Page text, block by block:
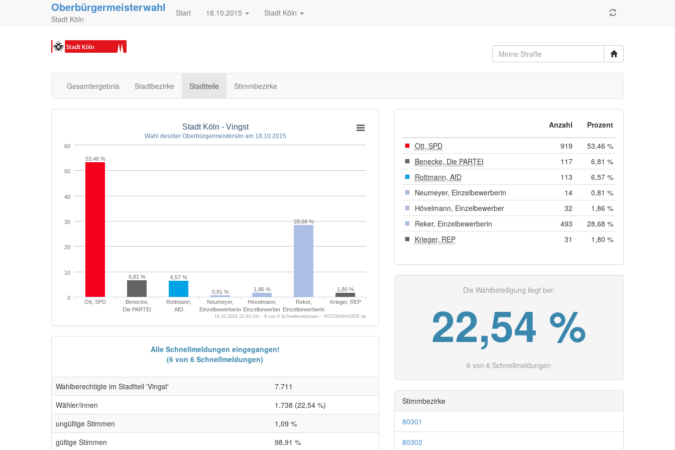
Oberbürgermeisterwahl
Stadt Köln
Start 18.10.2015 Stadt Köln
Gesamtergebnis Stadtbezirke Stadtteile Stimmbezirke
Stadt Köln - Vingst
Wahl des/der Oberbürgermeisters/in am 18.10.2015
53,46 %
6,81 % 6,57 %
0,81 % 1,86 %
28,68 %
1,80 %
Ott, SPD
Benecke,
Die PARTEI
Rottmann,
AfD
Neumeyer,
Einzelbewerberin
Hövelmann,
Einzelbewerber
Reker,
Einzelbewerberin
Krieger, REP
0
10
20
30
40
50
60
18.10.2015 22:43 Uhr - 6 von 6 Schnellmeldungen - VOTEMANAGER.de
Alle Schnellmeldungen eingegangen!
(6 von 6 Schnellmeldungen)
Wahlberechtigte im Stadtteil 'Vingst'
7.711
Wähler/innen
1.738 (22,54 %)
ungültige Stimmen
1,09 %
gültige Stimmen
98,91 %
Anzahl Prozent
Ott, SPD 919
53,46 %
Benecke, Die PARTEI
117
6,81 %
Rottmann, AfD
113
6,57 %
Neumeyer, Einzelbewerberin
14
0,81 %
Hövelmann, Einzelbewerber
32
1,86 %
Reker, Einzelbewerberin
493
28,68 %
Krieger, REP
31 1,80 %
Die Wahlbeteiligung liegt bei:
22,54 %
6 von 6 Schnellmeldungen
Stimmbezirke
80301
80302